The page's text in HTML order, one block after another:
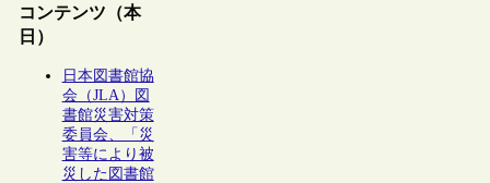
コンテンツ（本
日）
日本図書館協
会（JLA）図
書館災害対策
委員会、「災
害等により被
災した図書館